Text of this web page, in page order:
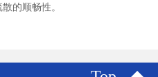
的顺畅性。